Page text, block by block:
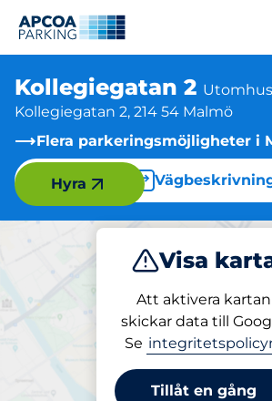
Kollegiegatan 2
Kollegiegatan 2, 214 54 Malmö
Flera parkeringsmöjligheter i
Visa
Att aktivera kartan
skickar data till
Se
Tillåt en gång
Hyra
Parkera
Parkering på plats
Kollegiegatan 2